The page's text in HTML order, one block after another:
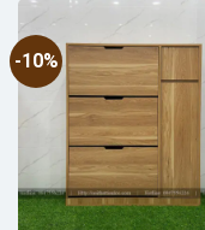
-10%